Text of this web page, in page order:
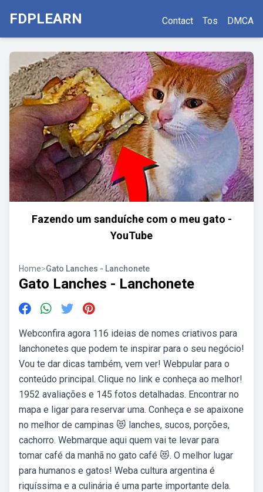
FDPLEARN Contact Tos DMCA
Fazendo um sanduíche com o meu gato -
YouTube
Home>Gato Lanches - Lanchonete
Gato Lanches - Lanchonete
Webconfira agora 116 ideias de nomes criativos para
lanchonetes que podem te inspirar para o seu negócio!
Vou te dar dicas também, vem ver! Webpular para o
conteúdo principal. Clique no link e conheça ao melhor!
1952 avaliações e 145 fotos detalhadas. Encontrar no
mapa e ligar para reservar uma. Conheça e se apaixone
no melhor de campinas 😻 lanches, sucos, porções,
cachorro. Webmarque aqui quem vai te levar para
tomar café da manhã no gato café 😻. O melhor lugar
para humanos e gatos! Weba cultura argentina é
riquíssima e a culinária é uma parte importante dela.